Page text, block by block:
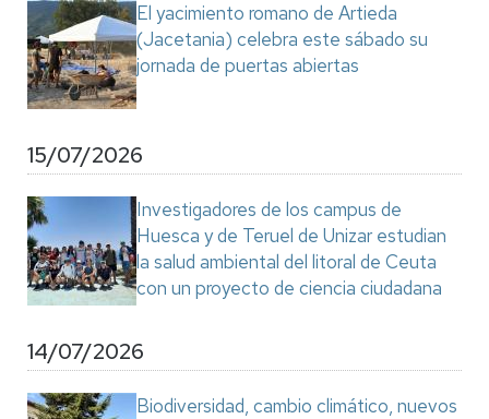
El yacimiento romano de Artieda
(Jacetania) celebra este sábado su
jornada de puertas abiertas
15/07/2026
Investigadores de los campus de
Huesca y de Teruel de Unizar estudian
la salud ambiental del litoral de Ceuta
con un proyecto de ciencia ciudadana
14/07/2026
Biodiversidad, cambio climático, nuevos